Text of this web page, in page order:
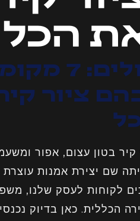
הכל
ציורי קיר
ציור
בטון עצום, אפור
שם יצירת אמנות
לקוחות לעסק שלנו,
הכללית. כאן בדיוק